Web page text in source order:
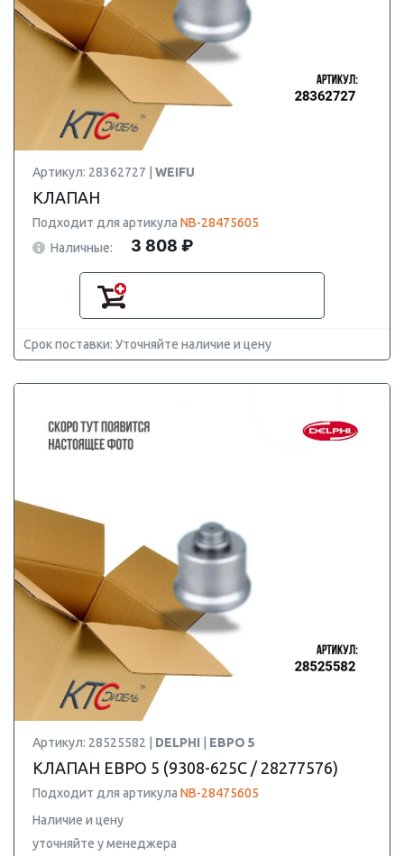
Артикул: 28362727 | WEIFU
КЛАПАН
Подходит для артикула NB-28475605
Наличные:
3 808 ₽
Срок поставки: Уточняйте наличие и цену
Артикул: 28525582 | DELPHI ЕВРО 5
КЛАПАН ЕВРО 5 (9308-625C / 28277576)
Подходит для артикула NB-28475605
Наличие и цену
уточняйте у менеджера